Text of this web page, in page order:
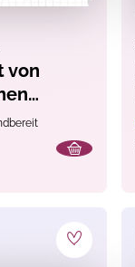
von
offizielle